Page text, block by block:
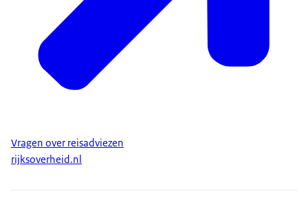
Vragen over reisadviezen
rijksoverheid.nl